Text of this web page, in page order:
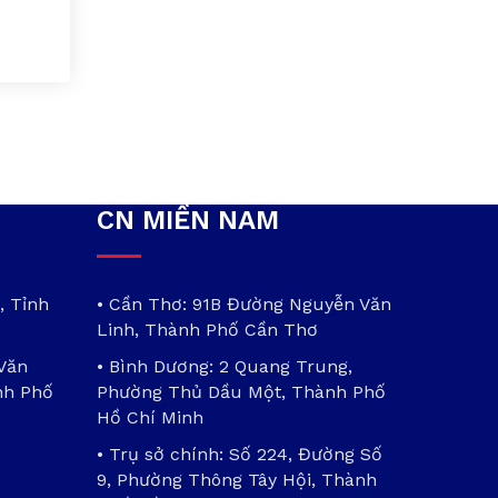
Tỉnh
Phố
CN MIỀN NAM
• Cần Thơ: 91B Đường Nguyễn Văn
Linh, Thành Phố Cần Thơ
• Bình Dương: 2 Quang Trung,
Phường Thủ Dầu Một, Thành Phố
Hồ Chí Minh
• Trụ sở chính: Số 224, Đường Số
9, Phường Thông Tây Hội, Thành